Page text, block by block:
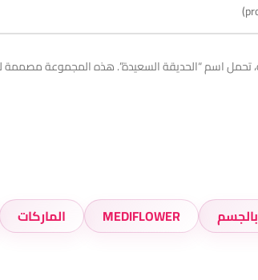
اسم “الحديقة السعيدة”. هذه المجموعة مصممة
MEDIFLOWER الماركات